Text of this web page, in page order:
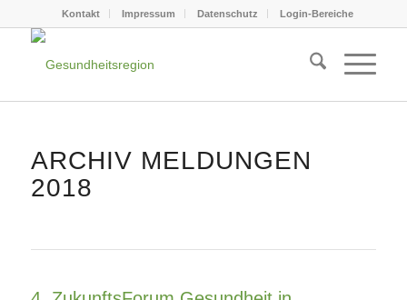
Kontakt Impressum Datenschutz Login-Bereiche
ARCHIV MELDUNGEN
2018